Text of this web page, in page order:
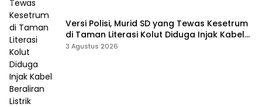
Versi Polisi, Murid SD yang Tewas Kesetrum
di Taman Literasi Kolut Diduga Injak Kabel
Beraliran Listrik
3 Agustus 2026